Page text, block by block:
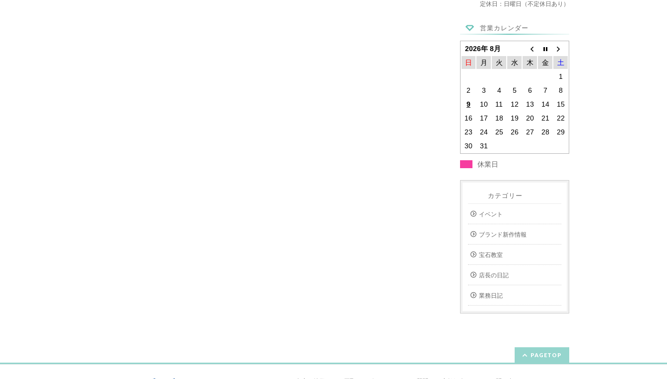
定休日：日曜日（不定休日あり）
営業カレンダー
2026年 8月
日
月 火 水 木 金
土
1
2
3 4 5 6 7
8
9
10 11 12 13 14
15
16
17 18 19 20 21
22
23
24 25 26 27 28
29
30
31
休業日
カテゴリー
イベント
ブランド新作情報
宝石教室
店長の日記
業務日記
PAGETOP